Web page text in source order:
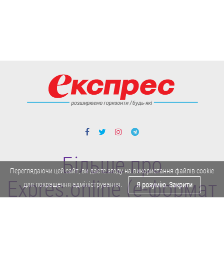
Більше про
Expres.online (e-формат
Переглядаючи цей сайт, ви даєте згоду на використання файлів cookie
для покращення адміністрування.
Я розумію. Закрити